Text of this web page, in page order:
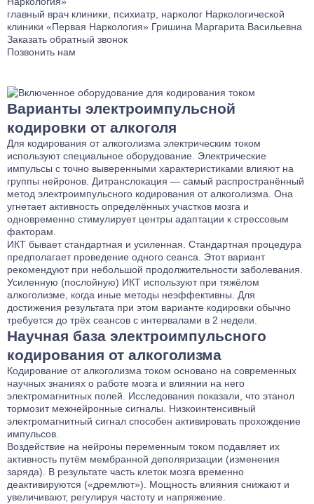
главный врач клиники, психиатр, нарколог Наркологической
клиники «Первая Наркология» Гришина Маргарита Васильевна
Заказать обратный звонок
Позвонить нам
Варианты электроимпульсной
кодировки от алкоголя
Для кодирования от алкоголизма электрическим током
используют специальное оборудование. Электрические
импульсы с точно выверенными характеристиками влияют на
группы нейронов. Дитранслокация — самый распространённый
метод электроимпульсного кодирования от алкоголизма. Она
угнетает активность определённых участков мозга и
одновременно стимулирует центры адаптации к стрессовым
факторам.
ИКТ бывает стандартная и усиленная. Стандартная процедура
предполагает проведение одного сеанса. Этот вариант
рекомендуют при небольшой продолжительности заболевания.
Усиленную (послойную) ИКТ используют при тяжёлом
алкоголизме, когда иные методы неэффективны. Для
достижения результата при этом варианте кодировки обычно
требуется до трёх сеансов с интервалами в 2 недели.
Научная база электроимпульсного
кодирования от алкоголизма
Кодирование от алкоголизма током основано на современных
научных знаниях о работе мозга и влиянии на него
электромагнитных полей. Исследования показали, что этанол
тормозит межнейронные сигналы. Низкоинтенсивный
электромагнитный сигнал способен активировать прохождение
импульсов.
Воздействие на нейроны переменным током подавляет их
активность путём мембранной деполяризации (изменения
заряда). В результате часть клеток мозга временно
деактивируются («дремлют»). Мощность влияния снижают и
увеличивают, регулируя частоту и напряжение.